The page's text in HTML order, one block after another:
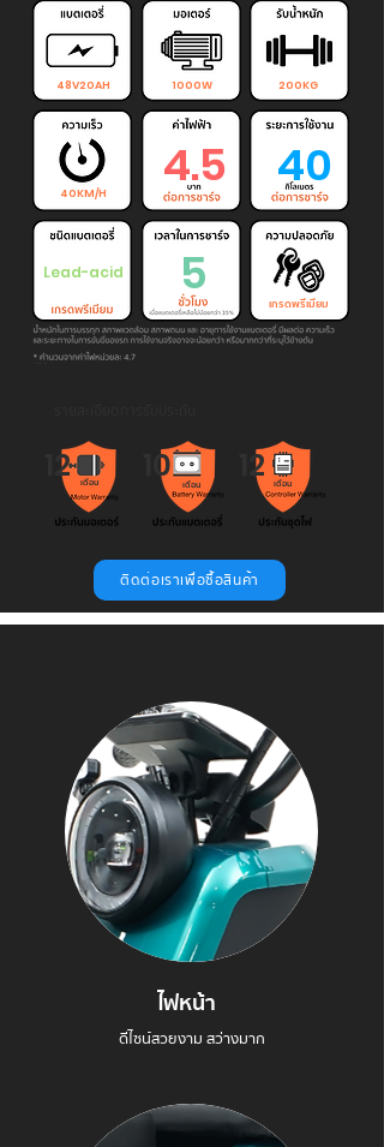
48V20AH 1000W 200KG
40KM/H 4.5 40
Lead-acid 5
เกรดพรีเมียม
10 12
12 เดือน เดือน
เดือน
ติดต่อเราเพื่อซื้อสินค้า
ไฟหน้า
ดีไซน์สวยงาม สว่างมาก